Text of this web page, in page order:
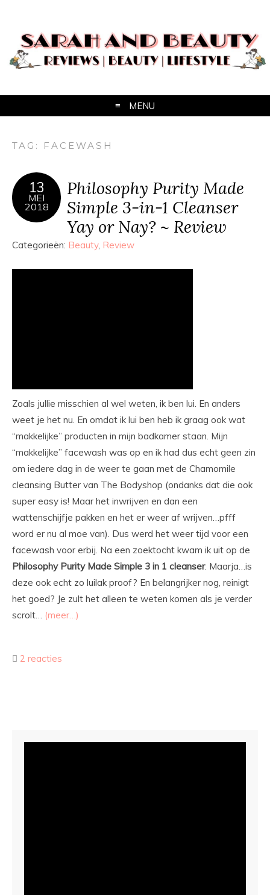
MENU
TAG: FACEWASH
13
MEI
2018
Philosophy Purity Made
Simple 3-in-1 Cleanser
Yay or Nay? ~ Review
Categorieën: Beauty, Review
Zoals jullie misschien al wel weten, ik ben lui. En anders
weet je het nu. En omdat ik lui ben heb ik graag ook wat
“makkelijke” producten in mijn badkamer staan. Mijn
“makkelijke” facewash was op en ik had dus echt geen zin
om iedere dag in de weer te gaan met de Chamomile
cleansing Butter van The Bodyshop (ondanks dat die ook
super easy is! Maar het inwrijven en dan een
wattenschijfje pakken en het er weer af wrijven…pfff
word er nu al moe van). Dus werd het weer tijd voor een
facewash voor erbij. Na een zoektocht kwam ik uit op de
Philosophy Purity Made Simple 3 in 1 cleanser. Maarja…is
deze ook echt zo luilak proof? En belangrijker nog, reinigt
het goed? Je zult het alleen te weten komen als je verder
scrolt… (meer…)
2 reacties